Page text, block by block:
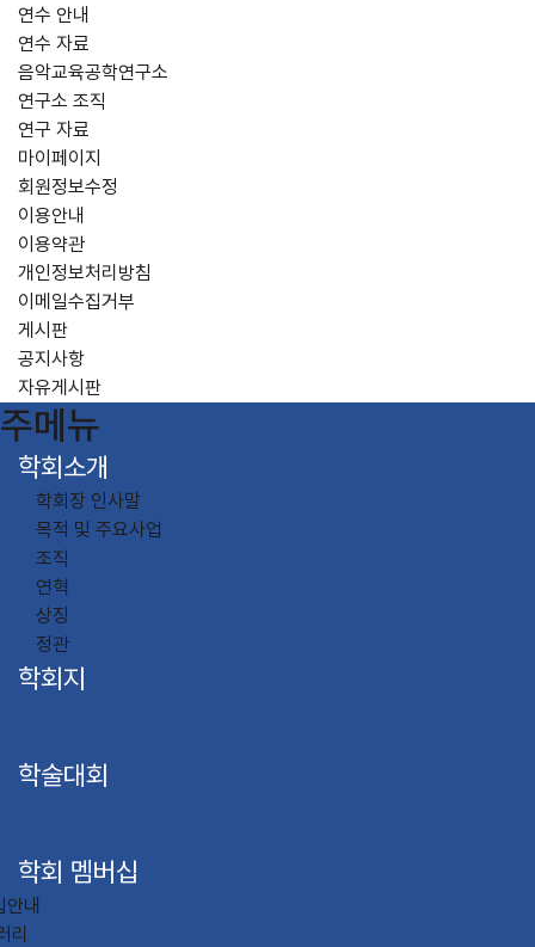
연수 안내
연수 자료
음악교육공학연구소
연구소 조직
연구 자료
마이페이지
회원정보수정
이용안내
이용약관
개인정보처리방침
이메일수집거부
게시판
공지사항
자유게시판
주메뉴
학회소개
학회장 인사말
목적 및 주요사업
조직
연혁
상징
정관
학회지
학술대회
학회 멤버십
안내
리